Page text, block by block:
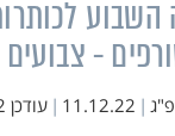
השבוע
- צבועים
|
11.12.22
| עודכן